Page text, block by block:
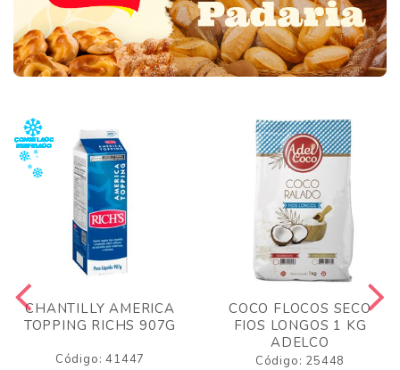
CHANTILLY AMERICA
TOPPING RICHS 907G
Código: 41447
COCO FLOCOS SECO
FIOS LONGOS 1 KG
ADELCO
Código: 25448